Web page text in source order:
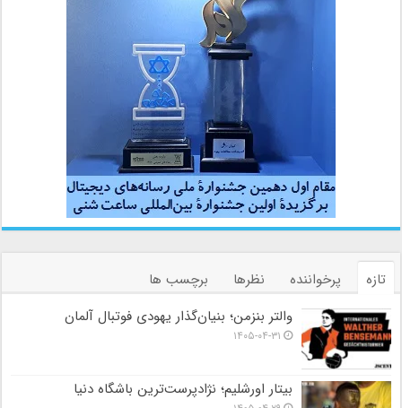
تازه پرخواننده نظرها
برچسب ها
والتر بنزمن؛ بنیان‌گذار یهودی فوتبال آلمان
۱۴۰۵-۰۴-۳۱
بیتار اورشلیم؛ نژادپرست‌ترین باشگاه دنیا